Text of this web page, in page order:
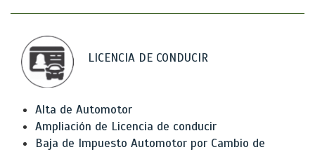
LICENCIA DE CONDUCIR
Alta de Automotor
Ampliación de Licencia de conducir
Baja de Impuesto Automotor por Cambio de